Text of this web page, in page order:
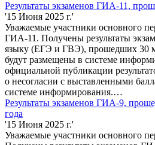
Результаты экзаменов ГИА-11,
'15 Июня 2025 г.'
Уважаемые участники основного
ГИА-11. Получены результаты
языку (ЕГЭ и ГВЭ), прошедших 30
будут размещены в системе
официальной публикации
о несогласии с выставленными
системе информирования.…
Результаты экзаменов ГИА-9,
года
'15 Июня 2025 г.'
Уважаемые участники основного